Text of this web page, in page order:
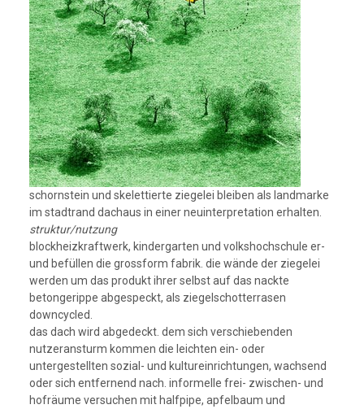
schornstein und skelettierte ziegelei bleiben als landmarke
im stadtrand dachaus in einer neuinterpretation erhalten.
struktur/nutzung
blockheizkraftwerk, kindergarten und volkshochschule er-
und befüllen die grossform fabrik. die wände der ziegelei
werden um das produkt ihrer selbst auf das nackte
betongerippe abgespeckt, als ziegelschotterrasen
downcycled.
das dach wird abgedeckt. dem sich verschiebenden
nutzeransturm kommen die leichten ein- oder
untergestellten sozial- und kultureinrichtungen, wachsend
oder sich entfernend nach. informelle frei- zwischen- und
hofräume versuchen mit halfpipe, apfelbaum und